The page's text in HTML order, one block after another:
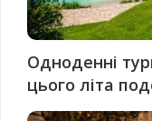
Одноденні
цього літа